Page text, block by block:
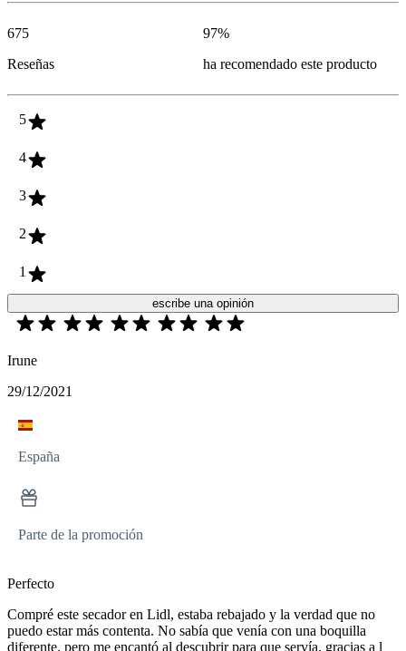
675
Reseñas
97%
ha recomendado este producto
5
4
3
2
1
escribe una opinión
Irune
29/12/2021
España
Parte de la promoción
Perfecto
Compré este secador en Lidl, estaba rebajado y la verdad que no
puedo estar más contenta. No sabía que venía con una boquilla
diferente, pero me encantó al descubrir para que servía, gracias a l